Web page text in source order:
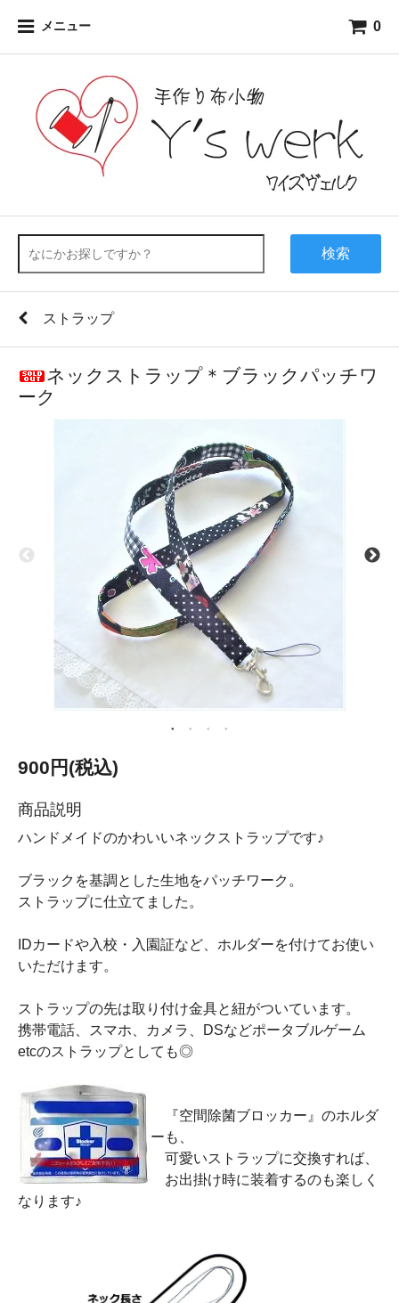
メニュー 0
検索
ストラップ
ネックストラップ＊ブラックパッチワ
ーク
900円(税込)
商品説明
ハンドメイドのかわいいネックストラップです♪
ブラックを基調とした生地をパッチワーク。
ストラップに仕立てました。
IDカードや入校・入園証など、ホルダーを付けてお使い
いただけます。
ストラップの先は取り付け金具と紐がついています。
携帯電話、スマホ、カメラ、DSなどポータブルゲーム
etcのストラップとしても◎
『空間除菌ブロッカー』のホルダ
ーも、
可愛いストラップに交換すれば、
お出掛け時に装着するのも楽しく
なります♪